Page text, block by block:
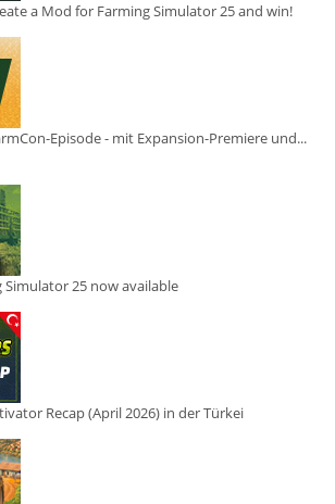
a Mod for Farming Simulator 25 and win!
Episode - mit Expansion-Premiere und...
Simulator 25 now available
Recap (April 2026) in der Türkei